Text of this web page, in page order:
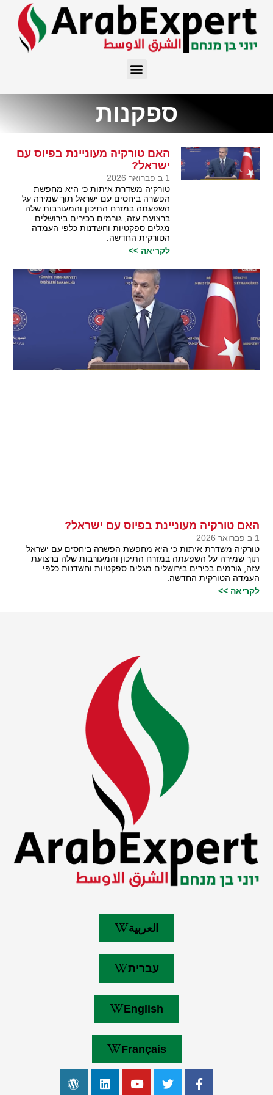
ספקנות
האם טורקיה מעוניינת בפיוס עם
ישראל?
1 ב פברואר 2026
טורקיה משדרת איתות כי היא מחפשת
הפשרה ביחסים עם ישראל תוך שמירה על
השפעתה במזרח התיכון והמעורבות שלה
ברצועת עזה, גורמים בכירים בירושלים
מגלים ספקטיות וחשדנות כלפי העמדה
הטורקית החדשה.
לקריאה >>
האם טורקיה מעוניינת בפיוס עם ישראל?
1 ב פברואר 2026
טורקיה משדרת איתות כי היא מחפשת הפשרה ביחסים עם ישראל
תוך שמירה על השפעתה במזרח התיכון והמעורבות שלה ברצועת
עזה, גורמים בכירים בירושלים מגלים ספקטיות וחשדנות כלפי
העמדה הטורקית החדשה.
לקריאה >>
العربية
עברית
English
Français